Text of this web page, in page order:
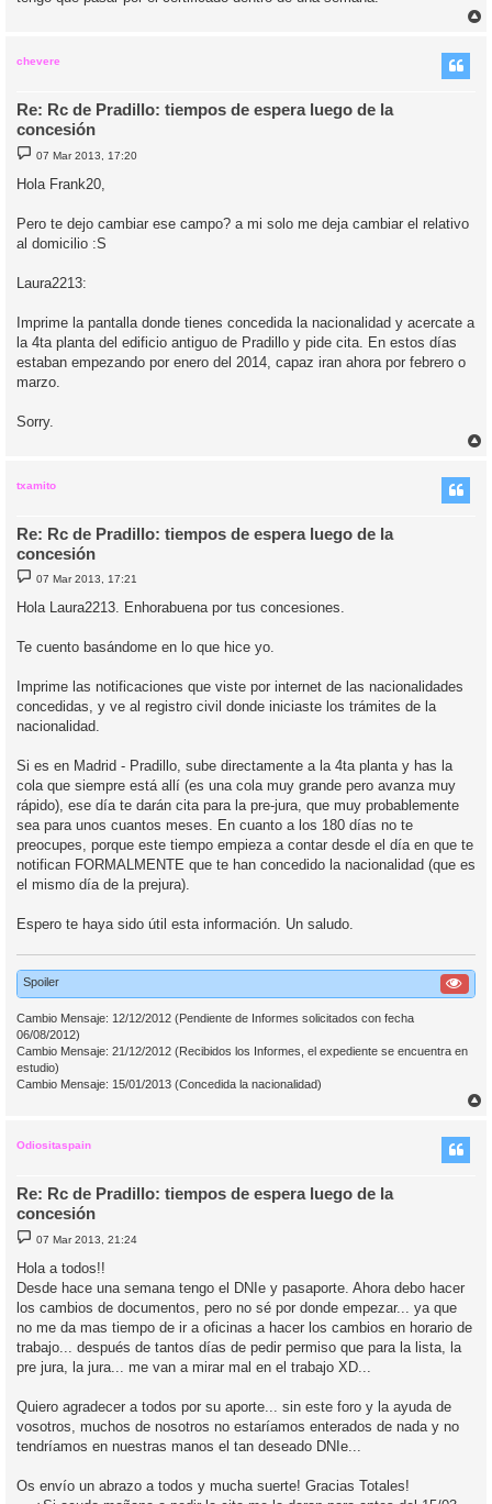
chevere
Re: Rc de Pradillo: tiempos de espera luego de la
concesión
M
e
n
s
e
07 Mar 2013, 17:20
Hola Frank20,
Pero te dejo cambiar ese campo? a mi solo me deja cambiar el relativo
al domicilio :S
Laura2213:
Imprime la pantalla donde tienes concedida la nacionalidad y acercate a
la 4ta planta del edificio antiguo de Pradillo y pide cita. En estos días
estaban empezando por enero del 2014, capaz iran ahora por febrero o
marzo.
Sorry.
txamito
Re: Rc de Pradillo: tiempos de espera luego de la
concesión
M
n
s
e
07 Mar 2013, 17:21
Hola Laura2213. Enhorabuena por tus concesiones.
Te cuento basándome en lo que hice yo.
Imprime las notificaciones que viste por internet de las nacionalidades
concedidas, y ve al registro civil donde iniciaste los trámites de la
nacionalidad.
Si es en Madrid - Pradillo, sube directamente a la 4ta planta y has la
cola que siempre está allí (es una cola muy grande pero avanza muy
rápido), ese día te darán cita para la pre-jura, que muy probablemente
sea para unos cuantos meses. En cuanto a los 180 días no te
preocupes, porque este tiempo empieza a contar desde el día en que te
notifican FORMALMENTE que te han concedido la nacionalidad (que es
el mismo día de la prejura).
Espero te haya sido útil esta información. Un saludo.
Spoiler
Cambio Mensaje: 12/12/2012 (Pendiente de Informes solicitados con fecha
06/08/2012)
Cambio Mensaje: 21/12/2012 (Recibidos los Informes, el expediente se encuentra en
estudio)
Cambio Mensaje: 15/01/2013 (Concedida la nacionalidad)
Odiositaspain
Re: Rc de Pradillo: tiempos de espera luego de la
concesión
M
e
n
s
a
e
07 Mar 2013, 21:24
Hola a todos!!
Desde hace una semana tengo el DNIe y pasaporte. Ahora debo hacer
los cambios de documentos, pero no sé por donde empezar... ya que
no me da mas tiempo de ir a oficinas a hacer los cambios en horario de
trabajo... después de tantos días de pedir permiso que para la lista, la
pre jura, la jura... me van a mirar mal en el trabajo XD...
Quiero agradecer a todos por su aporte... sin este foro y la ayuda de
vosotros, muchos de nosotros no estaríamos enterados de nada y no
tendríamos en nuestras manos el tan deseado DNIe...
Os envío un abrazo a todos y mucha suerte! Gracias Totales!